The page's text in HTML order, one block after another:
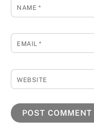
NAME *
EMAIL*
WEBSITE